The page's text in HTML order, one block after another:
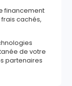
financement
cachés,
de votre
partenaires